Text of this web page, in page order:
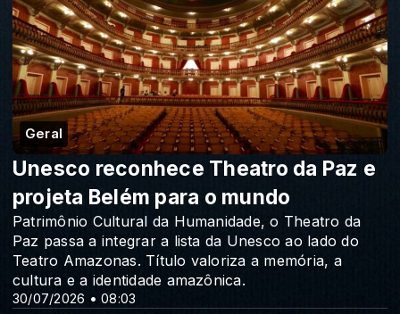
Geral
30/07/2026 • 08:03
Unesco reconhece Theatro da Paz e
projeta Belém para o mundo
Patrimônio Cultural da Humanidade, o Theatro da
Paz passa a integrar a lista da Unesco ao lado do
Teatro Amazonas. Título valoriza a memória, a
cultura e a identidade amazônica.